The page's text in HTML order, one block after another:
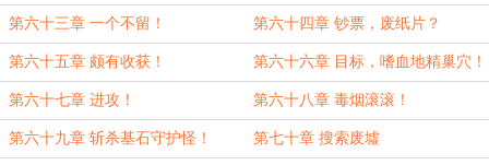
第六十三章 一个不留！ 第六十四章 钞票，废纸片？
第六十五章 颇有收获！ 第六十六章 目标，嗜血地精巢穴！
第六十七章 进攻！ 第六十八章 毒烟滚滚！
第六十九章 斩杀基石守护怪！ 第七十章 搜索废墟